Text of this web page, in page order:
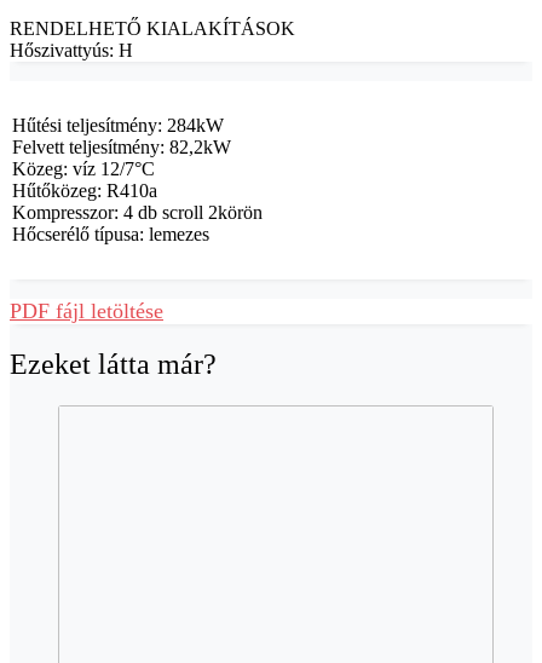
RENDELHETŐ KIALAKÍTÁSOK
Hőszivattyús: H
Hűtési teljesítmény: 284kW
Felvett teljesítmény: 82,2kW
Közeg: víz 12/7°C
Hűtőközeg: R410a
Kompresszor: 4 db scroll 2körön
Hőcserélő típusa: lemezes
PDF fájl letöltése
Ezeket látta már?